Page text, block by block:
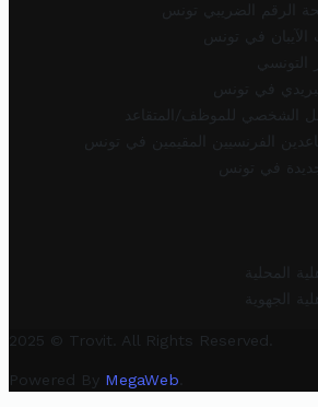
الرقم الضريبي تونس
في تونس
التونسي
في تونس
الشخصي للموظف/المتقاعد
الفرنسيين المقيمين في تونس
في تونس
المحلية
الجهوية
2025 © Trovit. All Rights Reserved.
Powered By MegaWeb